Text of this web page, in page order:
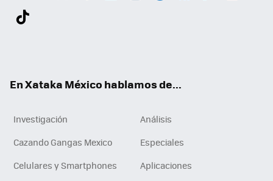
En Xataka México hablamos de...
Investigación
Análisis
Cazando Gangas Mexico
Especiales
Celulares y Smartphones
Aplicaciones